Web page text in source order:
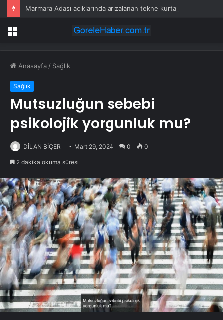
Marmara Adası açıklarında arızalanan tekne kurtarıldı
Menü
Anasayfa / Sağlık
Sağlık
Mutsuzluğun sebebi
psikolojik yorgunluk mu?
DİLAN BİÇER Mart 29, 2024 0 0
2 dakika okuma süresi